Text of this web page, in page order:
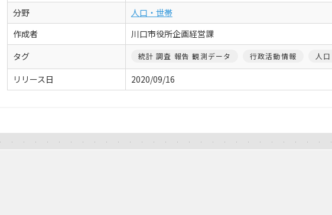
分野
人口・世帯
作成者
川口市役所企画経営課
タグ
統計 調査 報告 観測データ 行政活動情報 人口
リリース日 2020/09/16